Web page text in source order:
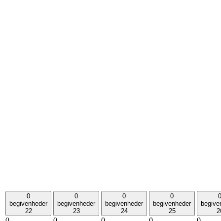
0
begivenheder
22
0
begivenheder
23
0
begivenheder
24
0
begivenheder
25
0